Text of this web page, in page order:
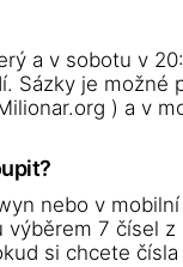
a v sobotu v
je možné
) a v
nebo v
7 čísel
si chcete